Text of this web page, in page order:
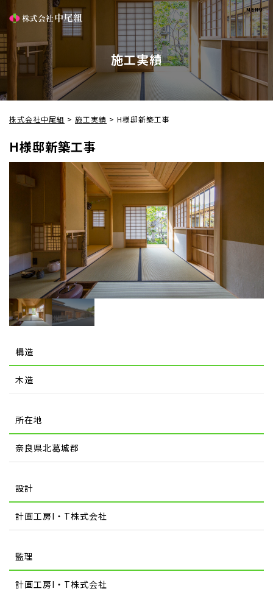
施工実績
株式会社中尾組 > 施工実績 > H様邸新築工事
H様邸新築工事
構造
木造
所在地
奈良県北葛城郡
設計
計画工房I・T株式会社
監理
計画工房I・T株式会社